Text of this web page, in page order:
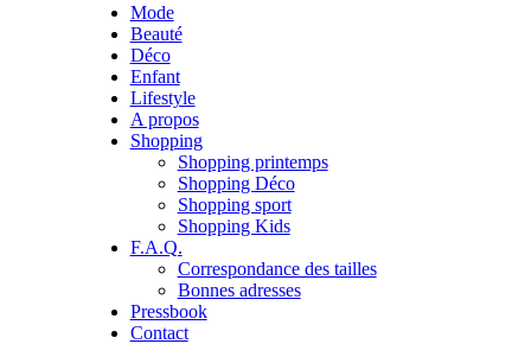
Mode
Beauté
Déco
Enfant
Lifestyle
A propos
Shopping
Shopping printemps
Shopping Déco
Shopping sport
Shopping Kids
F.A.Q.
Correspondance des tailles
Bonnes adresses
Pressbook
Contact